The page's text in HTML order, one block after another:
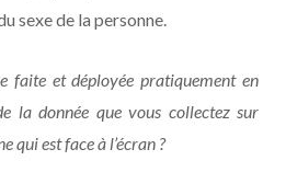
sexe de la personne.
faite et déployée pratiquement en
la donnée que vous collectez sur
qui est face à l’écran ?